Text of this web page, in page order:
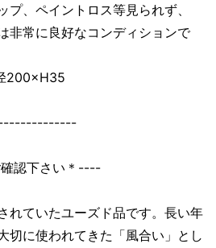
ペイントロス等見られず、
非常に良好なコンディションで
200×H35
認下さい＊----
れていたユーズド品です。長い年
切に使われてきた「風合い」とし